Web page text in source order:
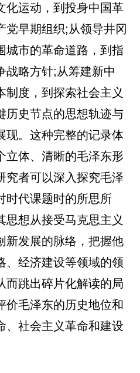
化运动，到投身中国革
党早期组织;从领导井冈
城市的革命道路，到指
战略方针;从筹建新中
制度，到探索社会主义
历史节点的思想轨迹与
现。这种完整的记录体
立体、清晰的毛泽东形
究者可以深入探究毛泽
时代课题时的所思所
思想从接受马克思主义
新发展的脉络，把握他
、经济建设等领域的领
而跳出碎片化解读的局
价毛泽东的历史地位和
、社会主义革命和建设